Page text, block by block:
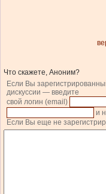
Что скажете, Аноним?
Если Вы
дискуссии — введите
свой логин (email)
и
Если Вы еще не